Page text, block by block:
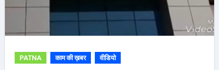
PATNA काम की ख़बर वीडियो